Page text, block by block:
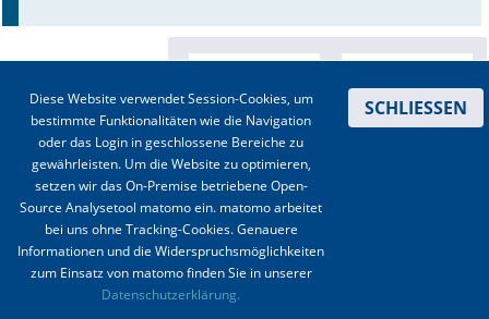
Bestell-Service
Stellenmarkt
Kongresskalender
Impressum Datenschutz
Diese Website verwendet Session-Cookies, um
bestimmte Funktionalitäten wie die Navigation
oder das Login in geschlossene Bereiche zu
gewährleisten. Um die Website zu optimieren,
setzen wir das On-Premise betriebene Open-
Source Analysetool matomo ein. matomo arbeitet
bei uns ohne Tracking-Cookies. Genauere
Informationen und die Widerspruchsmöglichkeiten
zum Einsatz von matomo finden Sie in unserer
Datenschutzerklärung.
SCHLIESSEN